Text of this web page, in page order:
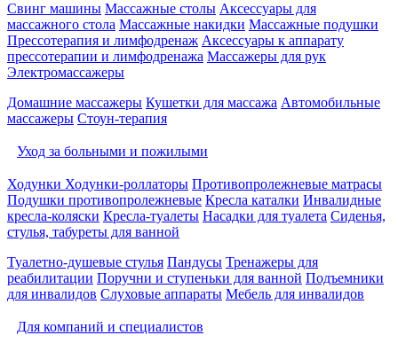
Свинг машины Массажные столы Аксессуары для
массажного стола Массажные накидки Массажные подушки
Прессотерапия и лимфодренаж Аксессуары к аппарату
прессотерапии и лимфодренажа Массажеры для рук
Электромассажеры
Домашние массажеры Кушетки для массажа Автомобильные
массажеры Стоун-терапия
Уход за больными и пожилыми
Ходунки Ходунки-роллаторы Противопролежневые матрасы
Подушки противопролежневые Кресла каталки Инвалидные
кресла-коляски Кресла-туалеты Насадки для туалета Сиденья,
стулья, табуреты для ванной
Туалетно-душевые стулья Пандусы Тренажеры для
реабилитации Поручни и ступеньки для ванной Подъемники
для инвалидов Слуховые аппараты Мебель для инвалидов
Для компаний и специалистов